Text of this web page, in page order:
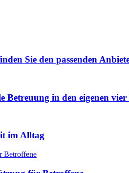
Sie den passenden
Betreuung in den eigenen
im Alltag